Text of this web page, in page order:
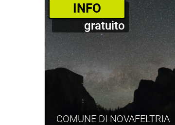
COMUNE DI NOVAFELTRIA
­INFO
gratuito